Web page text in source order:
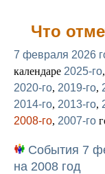
Что
7 февраля 2026
календаре 2025-го,
2020-го, 2019-го,
2014-го, 2013-го,
2008-го, 2007-го
События 7
на 2008 год